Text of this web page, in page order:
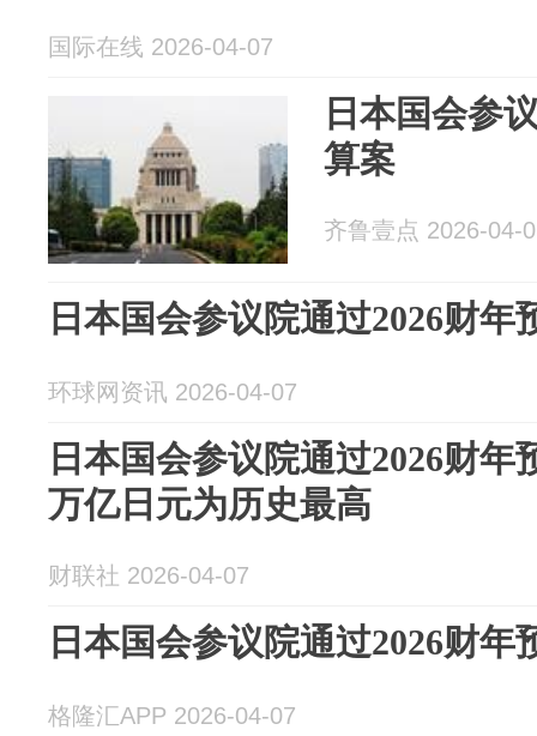
国际在线 2026-04-07
日本国会参
算案
齐鲁壹点 2026-04-
日本国会参议院通过2026财年
环球网资讯 2026-04-07
日本国会参议院通过2026财年
万亿日元为历史最高
财联社 2026-04-07
日本国会参议院通过2026财年
格隆汇APP 2026-04-07